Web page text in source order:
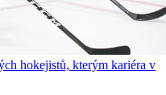
hokejistů, kterým kariéra v